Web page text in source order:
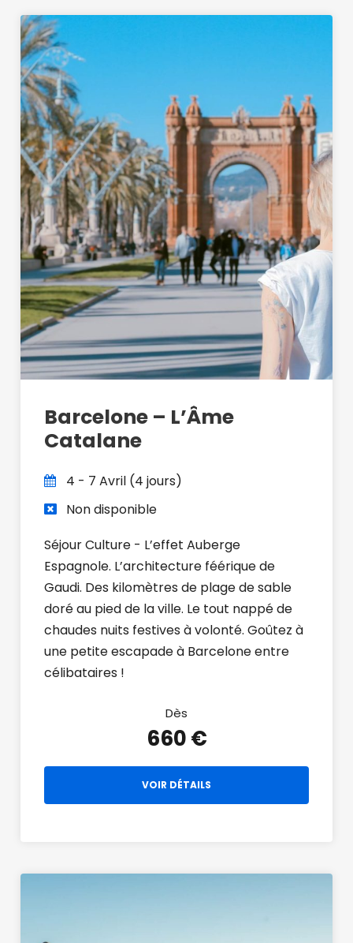
Barcelone – L’Âme
Catalane
4 - 7 Avril (4 jours)
Non disponible
Séjour Culture - L’effet Auberge
Espagnole. L’architecture féérique de
Gaudi. Des kilomètres de plage de sable
doré au pied de la ville. Le tout nappé de
chaudes nuits festives à volonté. Goûtez à
une petite escapade à Barcelone entre
célibataires !
Dès
660 €
VOIR DÉTAILS